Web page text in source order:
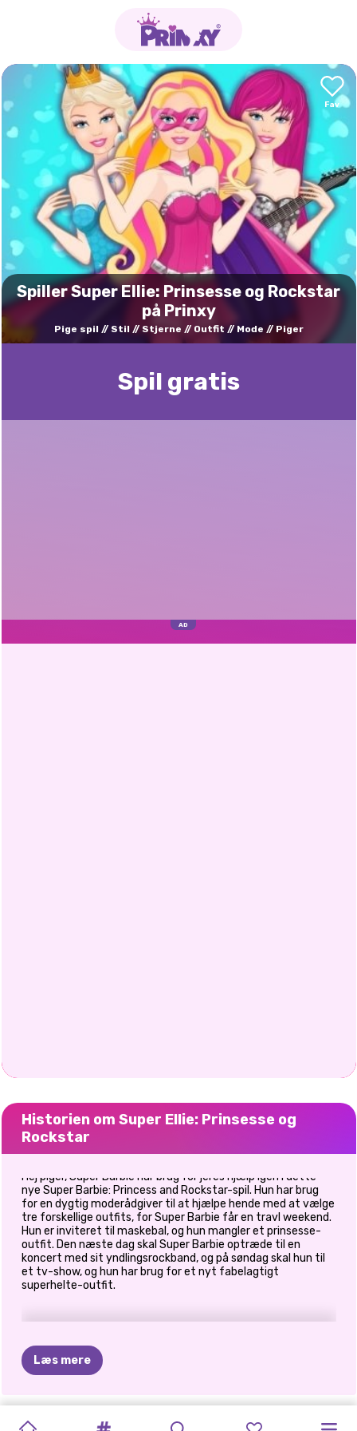
Spiller Super Ellie: Prinsesse og Rockstar
på Prinxy
Pige spil Stil Stjerne Outfit Mode Piger
Spil gratis
Historien om Super Ellie: Prinsesse og
Rockstar
Hej piger, Super Barbie har brug for jeres hjælp igen i dette
nye Super Barbie: Princess and Rockstar-spil. Hun har brug
for en dygtig moderådgiver til at hjælpe hende med at vælge
tre forskellige outfits, for Super Barbie får en travl weekend.
Hun er inviteret til maskebal, og hun mangler et prinsesse-
outfit. Den næste dag skal Super Barbie optræde til en
koncert med sit yndlingsrockband, og på søndag skal hun til
et tv-show, og hun har brug for et nyt fabelagtigt
superhelte-outfit.
Læs mere
CELEBRITY
DRESS-UP
PRINSESSER SKURKE ELIZA